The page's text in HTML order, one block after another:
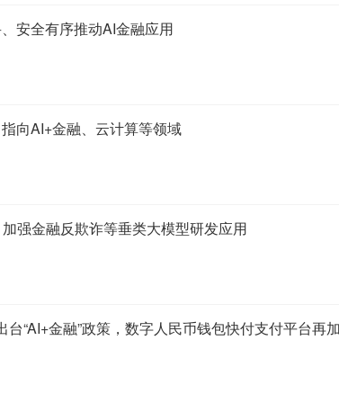
安全有序推动AI金融应用
向AI+金融、云计算等领域
强金融反欺诈等垂类大模型研发应用
“AI+金融”政策，数字人民币钱包快付支付平台再